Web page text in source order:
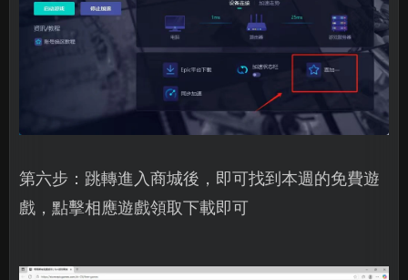
第六步：跳轉進入商城後，即可找到本週的免費遊
戲，點擊相應遊戲領取下載即可